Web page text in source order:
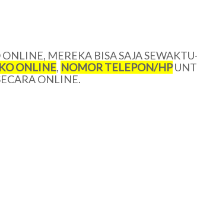
MEREKA BISA SAJA
ONLINE, NOMOR TELEPON/HP
ONLINE.